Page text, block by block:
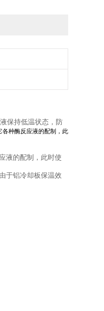
保持低温状态，防
各种酶反应液的配制，此
液的配制，此时使
于铝冷却板保温效